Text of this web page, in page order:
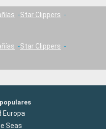
Star Clippers
Star Clippers
Europa
Seas